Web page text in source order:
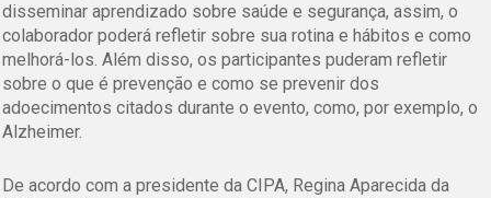
disseminar aprendizado sobre saúde e segurança, assim, o
colaborador poderá refletir sobre sua rotina e hábitos e como
melhorá-los. Além disso, os participantes puderam refletir
sobre o que é prevenção e como se prevenir dos
adoecimentos citados durante o evento, como, por exemplo, o
Alzheimer.
De acordo com a presidente da CIPA, Regina Aparecida da